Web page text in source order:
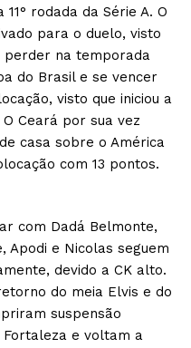
rodada da Série A. O
para o duelo, visto
perder na temporada
do Brasil e se vencer
visto que iniciou a
Ceará por sua vez
casa sobre o América
com 13 pontos.
com Dadá Belmonte,
Apodi e Nicolas seguem
devido a CK alto.
do meia Elvis e do
suspensão
e voltam a